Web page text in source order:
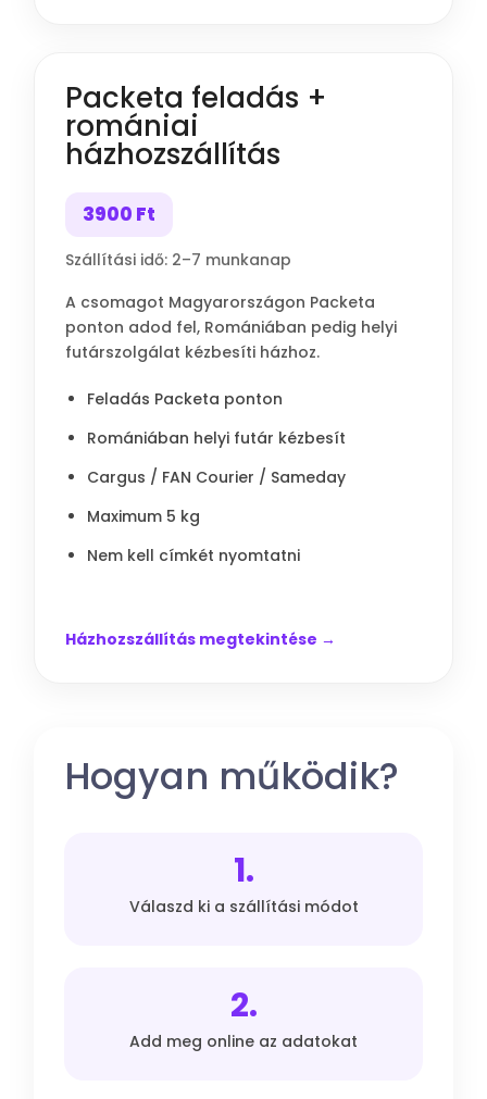
Packeta feladás +
romániai
házhozszállítás
3900 Ft
Szállítási idő: 2–7 munkanap
A csomagot Magyarországon Packeta
ponton adod fel, Romániában pedig helyi
futárszolgálat kézbesíti házhoz.
Feladás Packeta ponton
Romániában helyi futár kézbesít
Cargus / FAN Courier / Sameday
Maximum 5 kg
Nem kell címkét nyomtatni
Házhozszállítás megtekintése →
Hogyan működik?
1.
Válaszd ki a szállítási módot
2.
Add meg online az adatokat